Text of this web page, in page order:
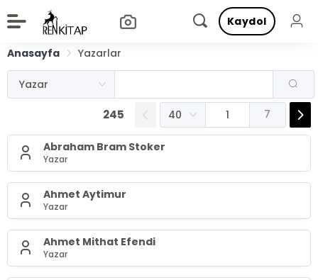
Kaydol
Anasayfa Yazarlar
245 7
Abraham Bram Stoker
Yazar
Ahmet Aytimur
Yazar
Ahmet Mithat Efendi
Yazar